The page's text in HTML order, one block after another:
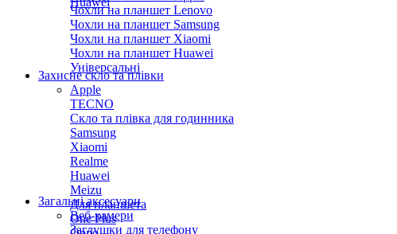
Чохли на планшет Lenovo
Чохли на планшет Samsung
Чохли на планшет Xiaomi
Чохли на планшет Huawei
Універсальні
Захисне скло та плівки
Apple
TECNO
Скло та плівка для годинника
Samsung
Xiaomi
Realme
Huawei
Meizu
Для планшета
One Plus
Загальні аксесуари
Веб-камери
Заглушки для телефону